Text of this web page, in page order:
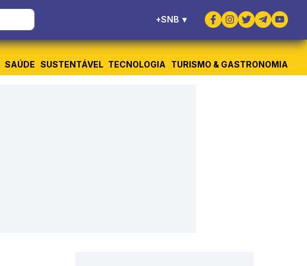
+SNB ▾
SAÚDE SUSTENTÁVEL TECNOLOGIA TURISMO & GASTRONOMIA